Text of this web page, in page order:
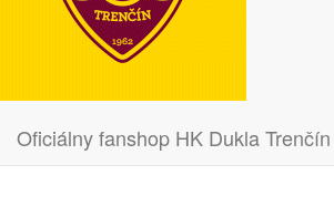
Oficiálny fanshop HK Dukla Trenčín